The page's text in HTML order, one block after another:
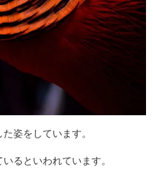
姿をしています。
るといわれています。